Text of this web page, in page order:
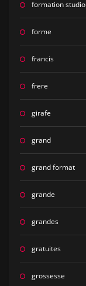
formation studio
forme
francis
frere
girafe
grand
grand format
grande
grandes
gratuites
grossesse